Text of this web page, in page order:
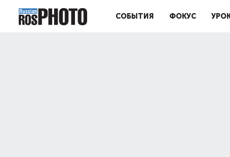
СОБЫТИЯ ФОКУС